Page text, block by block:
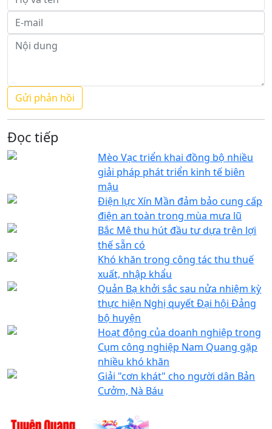
Đọc tiếp
Mèo Vạc triển khai đồng bộ nhiều
giải pháp phát triển kinh tế biên
mậu
Điện lực Xín Mần đảm bảo cung cấp
điện an toàn trong mùa mưa lũ
Bắc Mê thu hút đầu tư dựa trên lợi
thế sẵn có
Khó khăn trong công tác thu thuế
xuất, nhập khẩu
Quản Bạ khởi sắc sau nửa nhiệm kỳ
thực hiện Nghị quyết Đại hội Đảng
bộ huyện
Hoạt động của doanh nghiệp trong
Cụm công nghiệp Nam Quang gặp
nhiều khó khăn
Giải "cơn khát" cho người dân Bản
Cưởm, Nà Báu